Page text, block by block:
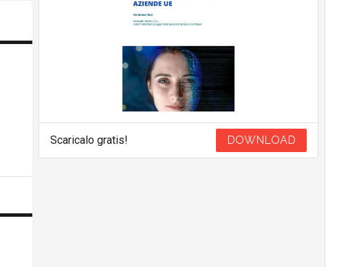
Scaricalo gratis! DOWNLOAD